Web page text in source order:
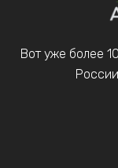
Вот уже более